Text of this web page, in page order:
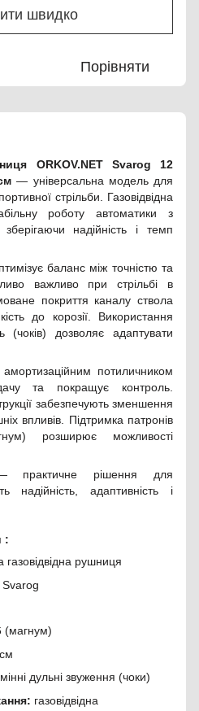
швидко
Порівняти
ORKOV.NET Svarog 12
см— універсальна модель для
стрільби. Газовідвідна
роботу автоматики з
надійність і темп
баланс між точністю та
важливо при стрільбі в
покриття каналу ствола
до корозії. Використання
(чоків) дозволяє адаптувати
потиличником
та покращує контроль.
забезпечують зменшення
впливів. Підтримка патронів
розширює можливості
практичне рішення для
надійність, адаптивність і
:
газовідвідна рушниця
(магнум)
дульні звуження (чоки)
газовідвідна